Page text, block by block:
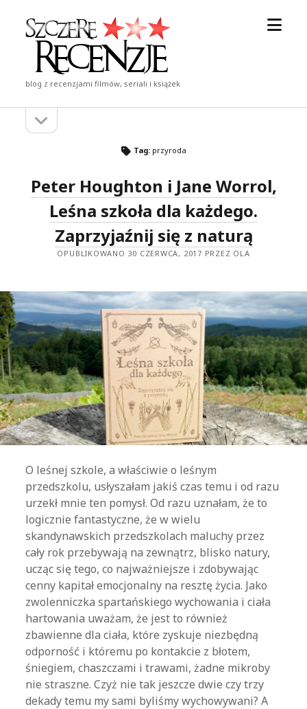
Szczere
Recenzje
blog z recenzjami filmów, seriali i książek
Pasekpasek
Tag: przyroda
Peter Houghton i Jane Worrol,
Leśna szkoła dla każdego.
Zaprzyjaźnij się z naturą
OPUBLIKOWANO 30 CZERWCA, 2017 PRZEZ OLA
O leśnej szkole, a właściwie o leśnym
przedszkolu, usłyszałam jakiś czas temu i od razu
urzekł mnie ten pomysł. Od razu uznałam, że to
logicznie fantastyczne, że w wielu
skandynawskich przedszkolach maluchy przez
cały rok przebywają na zewnątrz, blisko natury,
ucząc się tego, co najważniejsze i zdobywając
cenny kapitał emocjonalny na resztę życia. Jako
zwolenniczka spartańskiego wychowania i ciała
hartowania uważam, że jest to również
zbawienne dla ciała, które zyskuje niezbędną
odporność i któremu po kontakcie z błotem,
śniegiem, chaszczami i trawami, żadne mikroby
nie straszne. Czyż nie tak jeszcze dwie czy trzy
dekady temu my sami byliśmy wychowywani? A